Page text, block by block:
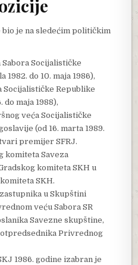
bio je na sledećim političkim
Socijalističke
do 10. maja 1986),
Republike
do maja 1988),
veća Socijalističke
(od 16. marta 1989.
premijer SFRJ.
komiteta Saveza
komiteta SKH u
SKH.
u Skupštini
veću Sabora SR
Savezne skupštine,
Privrednog
1986. godine izabran je